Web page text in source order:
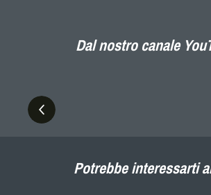
Dal nostro canale
Potrebbe interessarti